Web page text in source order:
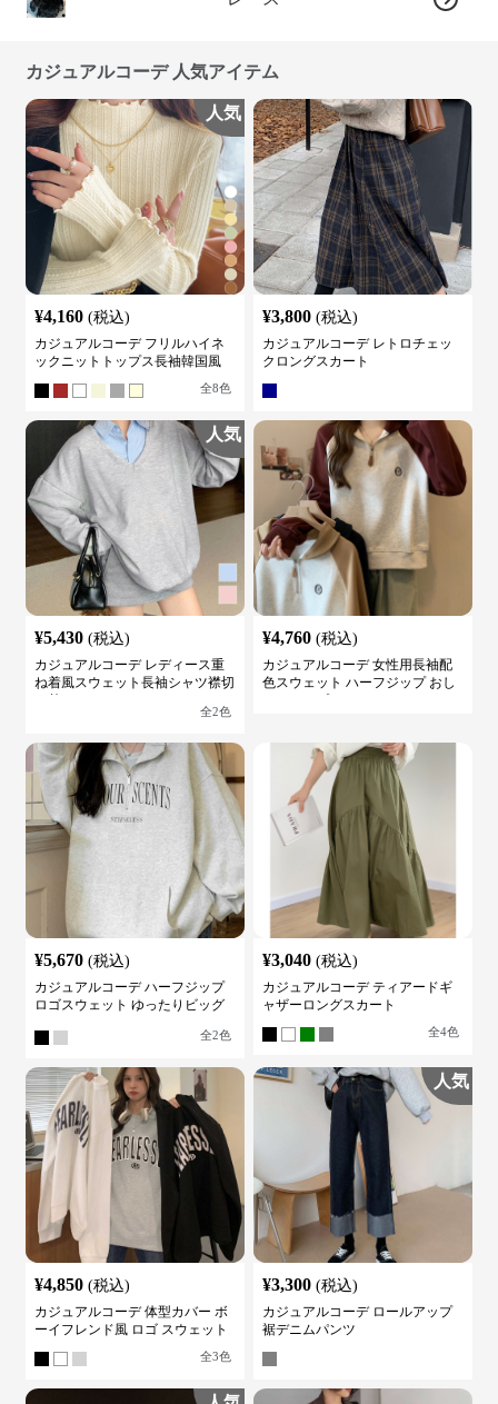
カジュアルコーデ 人気アイテム
人気
¥4,160 (税込)
カジュアルコーデ フリルハイネ
ックニットトップス長袖韓国風
全8色
¥3,800 (税込)
カジュアルコーデ レトロチェッ
クロングスカート
人気
¥5,430 (税込)
カジュアルコーデ レディース重
ね着風スウェット長袖シャツ襟切
全2色
¥4,760 (税込)
カジュアルコーデ 女性用長袖配
色スウェット ハーフジップ おし
¥5,670 (税込)
カジュアルコーデ ハーフジップ
ロゴスウェット ゆったりビッグ
全2色
¥3,040 (税込)
カジュアルコーデ ティアードギ
ャザーロングスカート
全4色
¥4,850 (税込)
カジュアルコーデ 体型カバー ボ
ーイフレンド風 ロゴ スウェット
全3色
人気
¥3,300 (税込)
カジュアルコーデ ロールアップ
裾デニムパンツ